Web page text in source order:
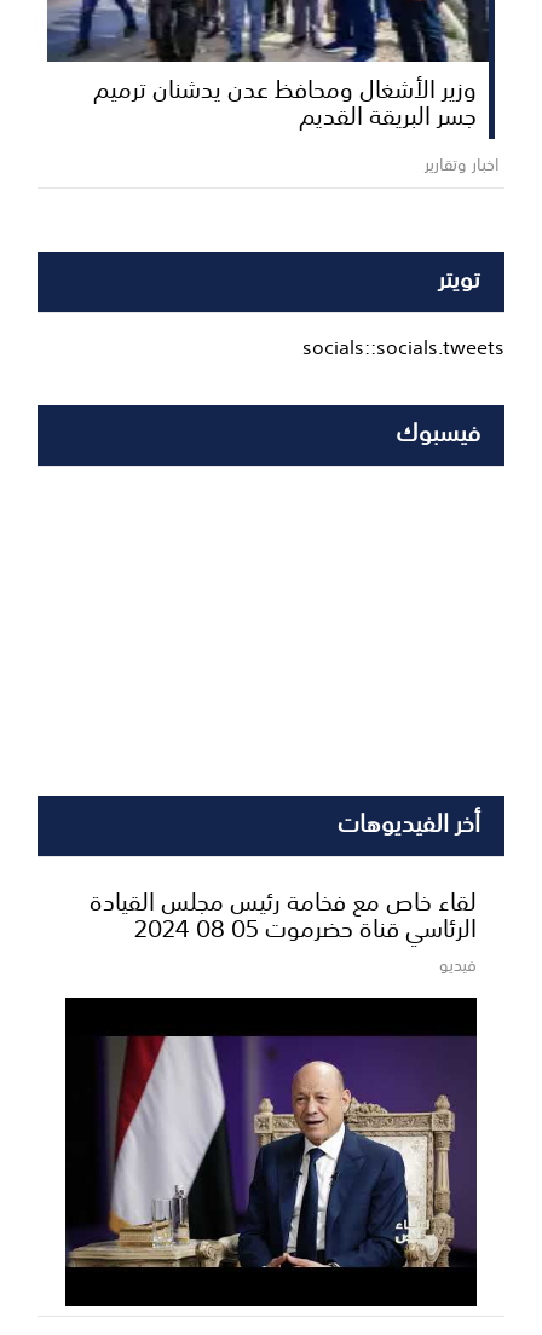
وزير الأشغال ومحافظ عدن يدشنان ترميم
جسر البريقة القديم
اخبار وتقارير
تويتر
socials::socials.tweets
فيسبوك
أخر الفيديوهات
لقاء خاص مع فخامة رئيس مجلس القيادة
الرئاسي قناة حضرموت 05 08 2024
فيديو